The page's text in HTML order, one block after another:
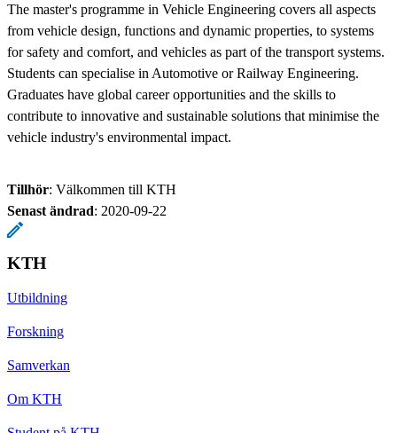
The master's programme in Vehicle Engineering covers all aspects
from vehicle design, functions and dynamic properties, to systems
for safety and comfort, and vehicles as part of the transport systems.
Students can specialise in Automotive or Railway Engineering.
Graduates have global career opportunities and the skills to
contribute to innovative and sustainable solutions that minimise the
vehicle industry's environmental impact.
Tillhör: Välkommen till KTH
Senast ändrad: 2020-09-22
KTH
Utbildning
Forskning
Samverkan
Om KTH